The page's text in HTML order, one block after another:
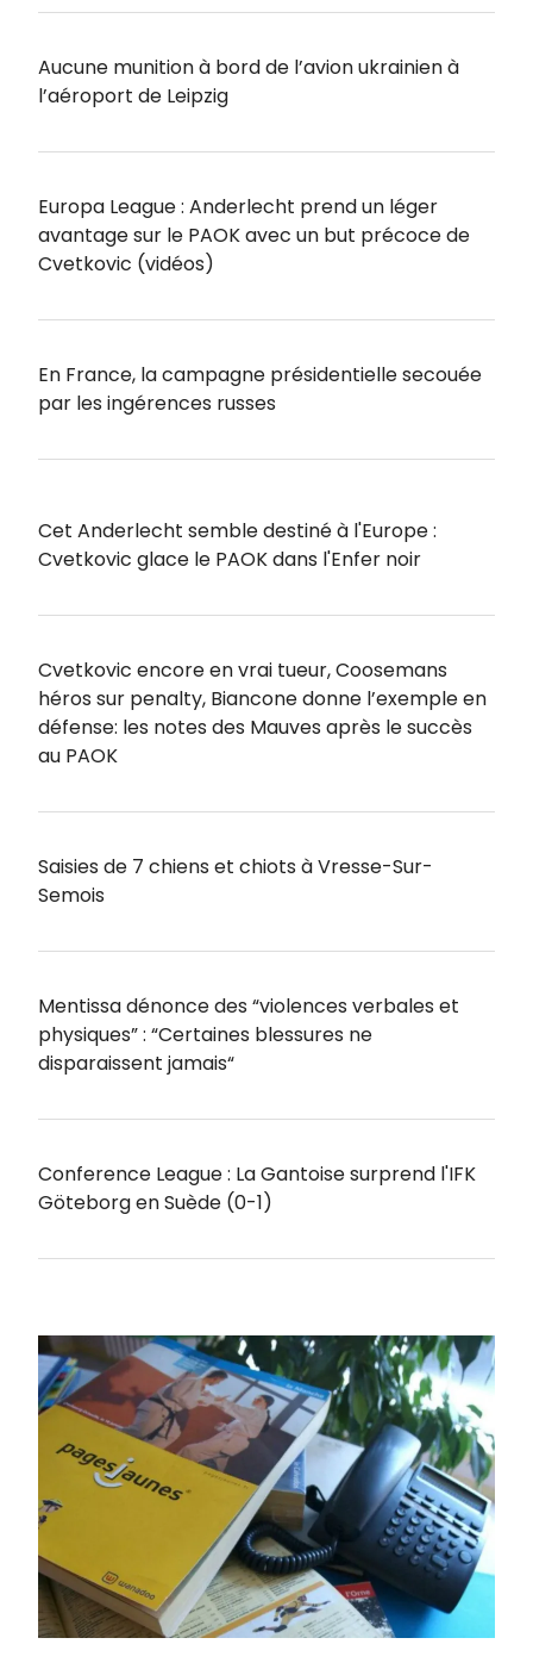
Aucune munition à bord de l’avion ukrainien à
l’aéroport de Leipzig
Europa League : Anderlecht prend un léger
avantage sur le PAOK avec un but précoce de
Cvetkovic (vidéos)
En France, la campagne présidentielle secouée
par les ingérences russes
Cet Anderlecht semble destiné à l'Europe :
Cvetkovic glace le PAOK dans l'Enfer noir
Cvetkovic encore en vrai tueur, Coosemans
héros sur penalty, Biancone donne l’exemple en
défense: les notes des Mauves après le succès
au PAOK
Saisies de 7 chiens et chiots à Vresse-Sur-
Semois
Mentissa dénonce des “violences verbales et
physiques” : “Certaines blessures ne
disparaissent jamais“
Conference League : La Gantoise surprend l'IFK
Göteborg en Suède (0-1)